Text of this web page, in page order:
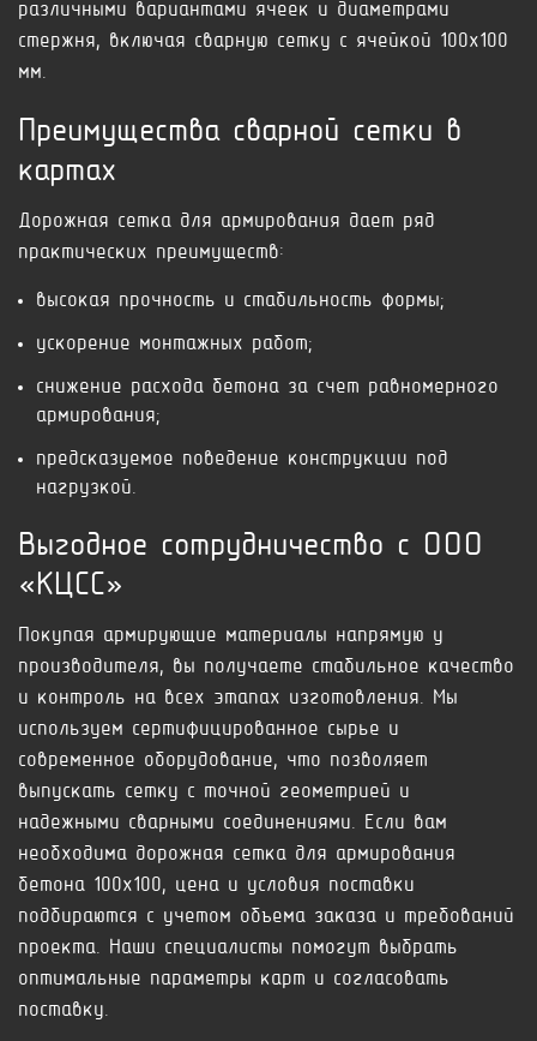
различными вариантами ячеек и диаметрами
стержня, включая сварную сетку с ячейкой 100x100
мм.
Преимущества сварной сетки в
картах
Дорожная сетка для армирования дает ряд
практических преимуществ:
высокая прочность и стабильность формы;
ускорение монтажных работ;
снижение расхода бетона за счет равномерного
армирования;
предсказуемое поведение конструкции под
нагрузкой.
Выгодное сотрудничество с ООО
«КЦСС»
Покупая армирующие материалы напрямую у
производителя, вы получаете стабильное качество
и контроль на всех этапах изготовления. Мы
используем сертифицированное сырье и
современное оборудование, что позволяет
выпускать сетку с точной геометрией и
надежными сварными соединениями. Если вам
необходима дорожная сетка для армирования
бетона 100x100, цена и условия поставки
подбираются с учетом объема заказа и требований
проекта. Наши специалисты помогут выбрать
оптимальные параметры карт и согласовать
поставку.